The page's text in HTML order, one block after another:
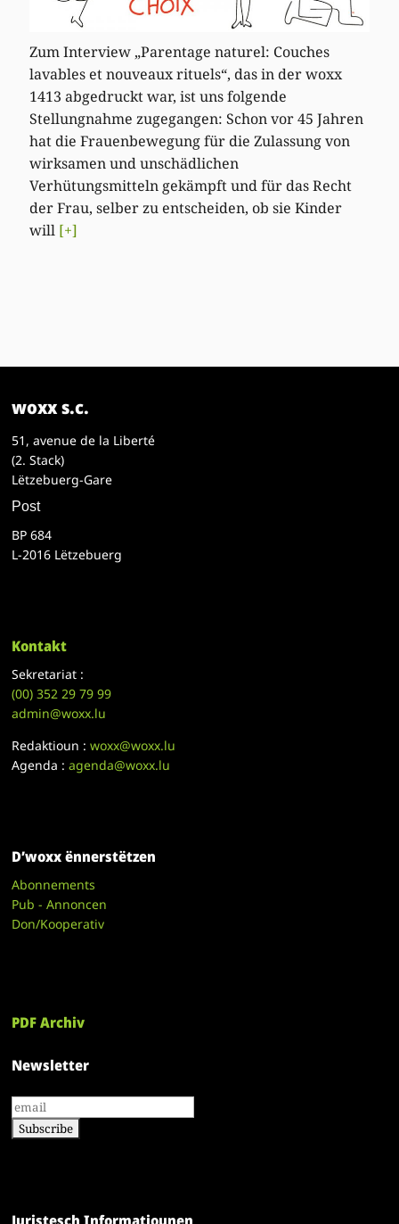
Zum Interview „Parentage naturel: Couches
lavables et nouveaux rituels“, das in der woxx
1413 abgedruckt war, ist uns folgende
Stellungnahme zugegangen: Schon vor 45 Jahren
hat die Frauenbewegung für die Zulassung von
wirksamen und unschädlichen
Verhütungsmitteln gekämpft und für das Recht
der Frau, selber zu entscheiden, ob sie Kinder
will [+]
woxx s.c.
51, avenue de la Liberté
(2. Stack)
Lëtzebuerg-Gare
Post
BP 684
L-2016 Lëtzebuerg
Kontakt
Sekretariat :
(00)352 29 79 99
admin@woxx.lu
Redaktioun :woxx@woxx.lu
Agenda :agenda@woxx.lu
D’woxx ënnerstëtzen
Abonnements
Pub - Annoncen
Don/Kooperativ
PDF Archiv
Newsletter